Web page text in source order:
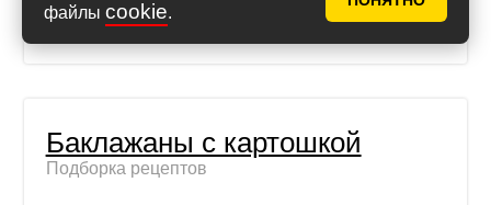
файлы cookie.
баклажанами
Баклажаны с картошкой
Подборка рецептов